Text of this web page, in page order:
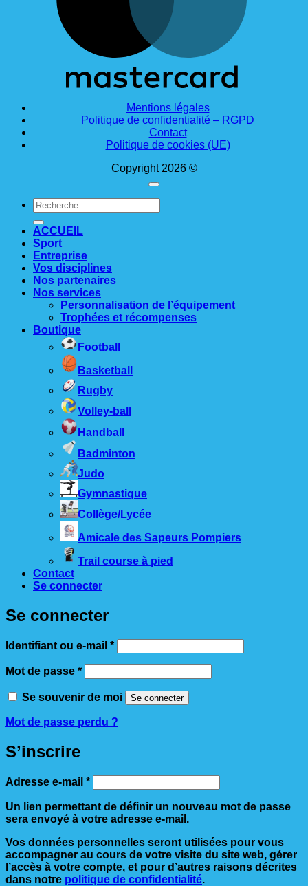
Mentions légales
Politique de confidentialité – RGPD
Contact
Politique de cookies (UE)
Copyright 2026 ©
Recherche
pour :
ACCUEIL
Sport
Entreprise
Vos disciplines
Nos partenaires
Nos services
Personnalisation de l’équipement
Trophées et récompenses
Boutique
Football
Basketball
Rugby
Volley-ball
Handball
Badminton
Judo
Gymnastique
Collège/Lycée
Amicale des Sapeurs Pompiers
Trail course à pied
Contact
Se connecter
Se connecter
Identifiant ou e-mail *Obligatoire
Mot de passe *Obligatoire
Se souvenir de moi Se connecter
Mot de passe perdu ?
S’inscrire
Adresse e-mail *Obligatoire
Un lien permettant de définir un nouveau mot de passe
sera envoyé à votre adresse e-mail.
Vos données personnelles seront utilisées pour vous
accompagner au cours de votre visite du site web, gérer
l’accès à votre compte, et pour d’autres raisons décrites
dans notre politique de confidentialité.